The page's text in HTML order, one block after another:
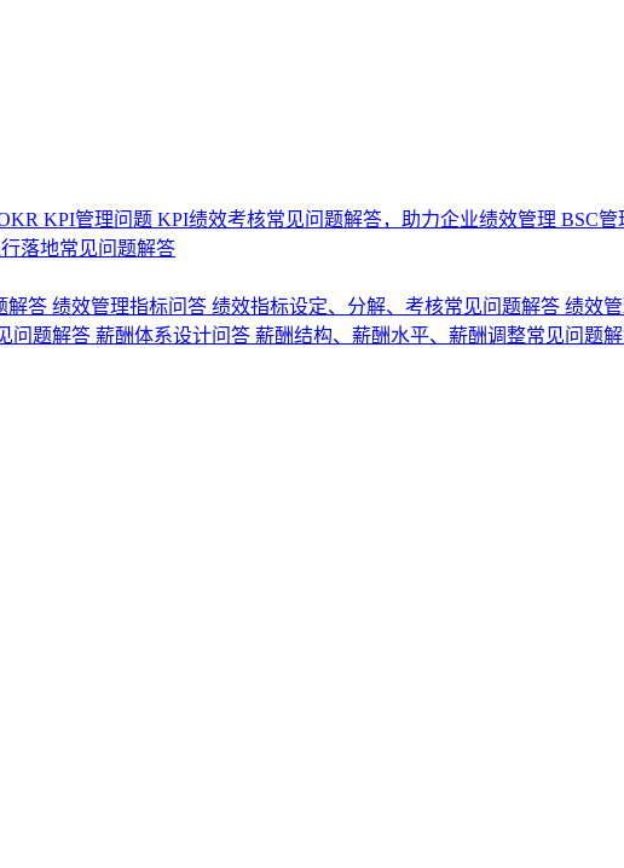
KPI管理问题 KPI绩效考核常见问题解答，助力企业绩效管理 BSC管
落地常见问题解答
解答 绩效管理指标问答 绩效指标设定、分解、考核常见问题解答 绩效
问题解答 薪酬体系设计问答 薪酬结构、薪酬水平、薪酬调整常见问题